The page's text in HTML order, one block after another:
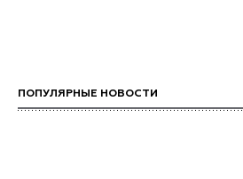
ПОПУЛЯРНЫЕ НОВОСТИ